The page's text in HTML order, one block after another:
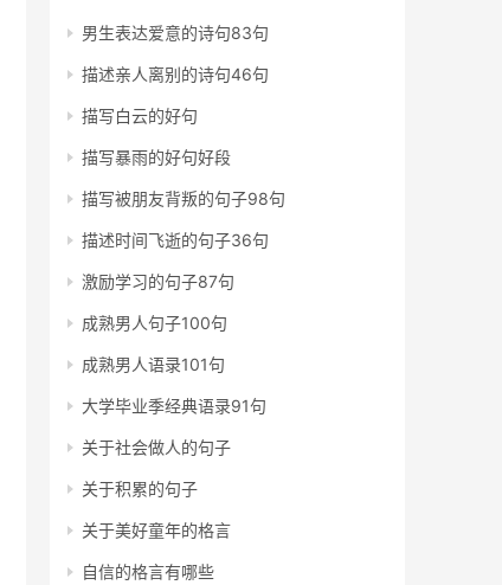
男生表达爱意的诗句83句
描述亲人离别的诗句46句
描写白云的好句
描写暴雨的好句好段
描写被朋友背叛的句子98句
描述时间飞逝的句子36句
激励学习的句子87句
成熟男人句子100句
成熟男人语录101句
大学毕业季经典语录91句
关于社会做人的句子
关于积累的句子
关于美好童年的格言
自信的格言有哪些